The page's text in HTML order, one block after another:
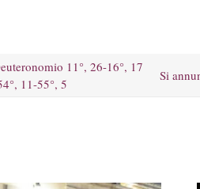
11°, 26-16°, 17
11-55°, 5
Si